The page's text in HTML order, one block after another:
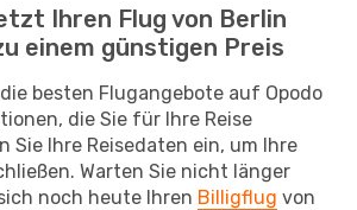
Ihren Flug von Berlin
einem günstigen Preis
besten Flugangebote auf Opodo
die Sie für Ihre Reise
Sie Ihre Reisedaten ein, um Ihre
Warten Sie nicht länger
noch heute Ihren Billigflug von